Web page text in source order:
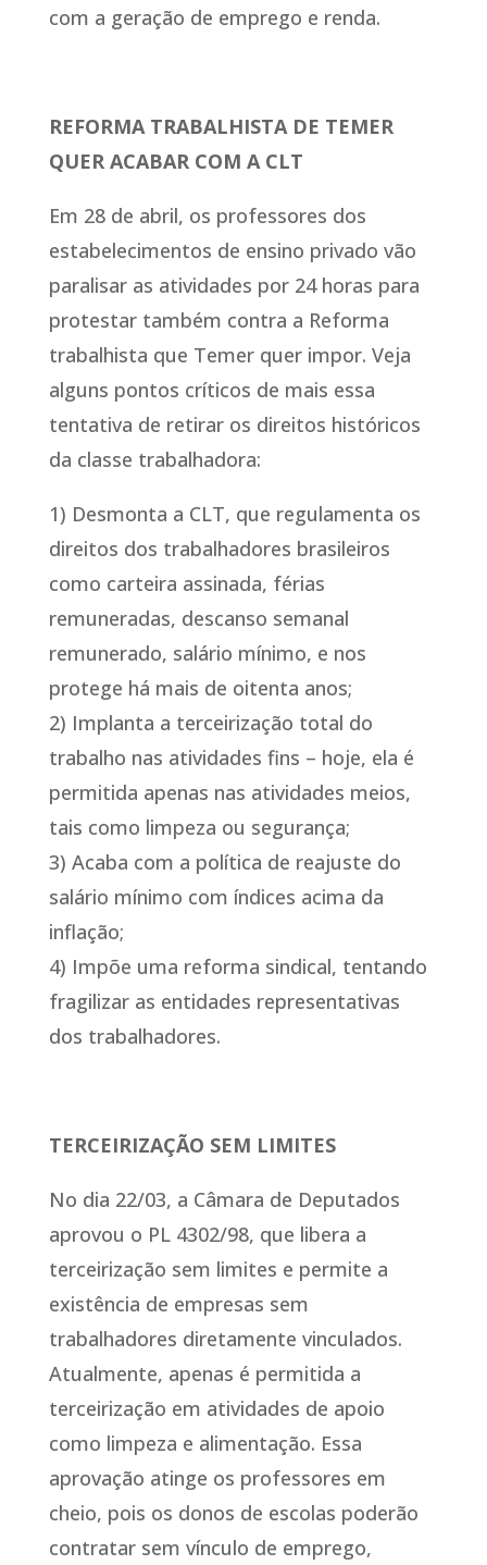
com a geração de emprego e renda.
REFORMA TRABALHISTA DE TEMER
QUER ACABAR COM A CLT
Em 28 de abril, os professores dos
estabelecimentos de ensino privado vão
paralisar as atividades por 24 horas para
protestar também contra a Reforma
trabalhista que Temer quer impor. Veja
alguns pontos críticos de mais essa
tentativa de retirar os direitos históricos
da classe trabalhadora:
1) Desmonta a CLT, que regulamenta os
direitos dos trabalhadores brasileiros
como carteira assinada, férias
remuneradas, descanso semanal
remunerado, salário mínimo, e nos
protege há mais de oitenta anos;
2) Implanta a terceirização total do
trabalho nas atividades fins – hoje, ela é
permitida apenas nas atividades meios,
tais como limpeza ou segurança;
3) Acaba com a política de reajuste do
salário mínimo com índices acima da
inflação;
4) Impõe uma reforma sindical, tentando
fragilizar as entidades representativas
dos trabalhadores.
TERCEIRIZAÇÃO SEM LIMITES
No dia 22/03, a Câmara de Deputados
aprovou o PL 4302/98, que libera a
terceirização sem limites e permite a
existência de empresas sem
trabalhadores diretamente vinculados.
Atualmente, apenas é permitida a
terceirização em atividades de apoio
como limpeza e alimentação. Essa
aprovação atinge os professores em
cheio, pois os donos de escolas poderão
contratar sem vínculo de emprego,